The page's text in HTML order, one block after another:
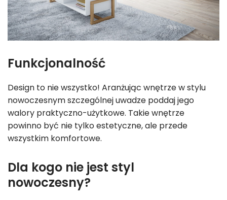
Funkcjonalność
Design to nie wszystko! Aranżując wnętrze w stylu
nowoczesnym szczególnej uwadze poddaj jego
walory praktyczno-użytkowe. Takie wnętrze
powinno być nie tylko estetyczne, ale przede
wszystkim komfortowe.
Dla kogo nie jest styl
nowoczesny?